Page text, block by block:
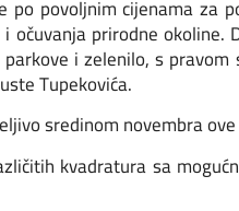
po povoljnim cijenama za
prirodne okoline.
i zelenilo, s
Tupekovića.
sredinom novembra
kvadratura sa